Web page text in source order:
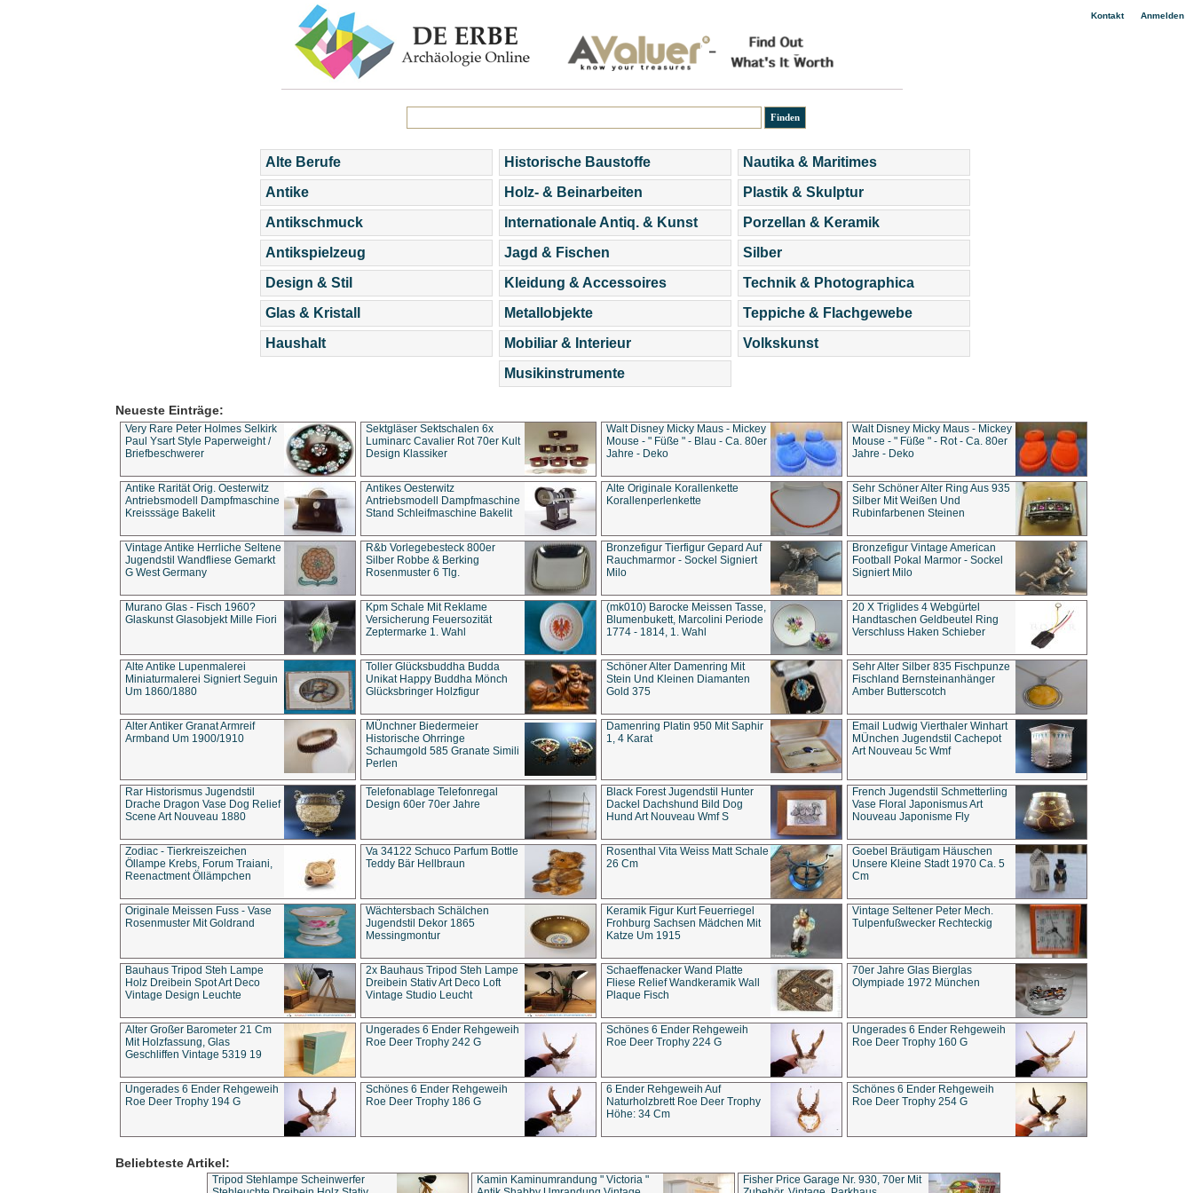
Kontakt| Anmelden
Alte Berufe
Antike
Antikschmuck
Antikspielzeug
Design & Stil
Glas & Kristall
Haushalt
Historische Baustoffe
Holz- & Beinarbeiten
Internationale Antiq. & Kunst
Jagd & Fischen
Kleidung & Accessoires
Metallobjekte
Mobiliar & Interieur
Musikinstrumente
Nautika & Maritimes
Plastik & Skulptur
Porzellan & Keramik
Silber
Technik & Photographica
Teppiche & Flachgewebe
Volkskunst
Neueste Einträge:
Very Rare Peter Holmes Selkirk
Paul Ysart Style Paperweight /
Briefbeschwerer
Sektgläser Sektschalen 6x
Luminarc Cavalier Rot 70er Kult
Design Klassiker
Walt Disney Micky Maus - Mickey
Mouse - " Füße " - Blau - Ca. 80er
Jahre - Deko
Walt Disney Micky Maus - Mickey
Mouse - " Füße " - Rot - Ca. 80er
Jahre - Deko
Antike Rarität Orig. Oesterwitz
Antriebsmodell Dampfmaschine
Kreisssäge Bakelit
Antikes Oesterwitz
Antriebsmodell Dampfmaschine
Stand Schleifmaschine Bakelit
Alte Originale Korallenkette
Korallenperlenkette
Sehr Schöner Alter Ring Aus 935
Silber Mit Weißen Und
Rubinfarbenen Steinen
Vintage Antike Herrliche Seltene
Jugendstil Wandfliese Gemarkt
G West Germany
R&b Vorlegebesteck 800er
Silber Robbe & Berking
Rosenmuster 6 Tlg.
Bronzefigur Tierfigur Gepard Auf
Rauchmarmor - Sockel Signiert
Milo
Bronzefigur Vintage American
Football Pokal Marmor - Sockel
Signiert Milo
Murano Glas - Fisch 1960?
Glaskunst Glasobjekt Mille Fiori
Kpm Schale Mit Reklame
Versicherung Feuersozität
Zeptermarke 1. Wahl
(mk010) Barocke Meissen Tasse,
Blumenbukett, Marcolini Periode
1774 - 1814, 1. Wahl
20 X Triglides 4 Webgürtel
Handtaschen Geldbeutel Ring
Verschluss Haken Schieber
Alte Antike Lupenmalerei
Miniaturmalerei Signiert Seguin
Um 1860/1880
Toller Glücksbuddha Budda
Unikat Happy Buddha Mönch
Glücksbringer Holzfigur
Schöner Alter Damenring Mit
Stein Und Kleinen Diamanten
Gold 375
Sehr Alter Silber 835 Fischpunze
Fischland Bernsteinanhänger
Amber Butterscotch
Alter Antiker Granat Armreif
Armband Um 1900/1910
MÜnchner Biedermeier
Historische Ohrringe
Schaumgold 585 Granate Simili
Perlen
Damenring Platin 950 Mit Saphir
1, 4 Karat
Email Ludwig Vierthaler Winhart
MÜnchen Jugendstil Cachepot
Art Nouveau 5c Wmf
Rar Historismus Jugendstil
Drache Dragon Vase Dog Relief
Scene Art Nouveau 1880
Telefonablage Telefonregal
Design 60er 70er Jahre
Black Forest Jugendstil Hunter
Dackel Dachshund Bild Dog
Hund Art Nouveau Wmf S
French Jugendstil Schmetterling
Vase Floral Japonismus Art
Nouveau Japonisme Fly
Zodiac - Tierkreiszeichen
Öllampe Krebs, Forum Traiani,
Reenactment Öllämpchen
Va 34122 Schuco Parfum Bottle
Teddy Bär Hellbraun
Rosenthal Vita Weiss Matt Schale
26 Cm
Goebel Bräutigam Häuschen
Unsere Kleine Stadt 1970 Ca. 5
Cm
Originale Meissen Fuss - Vase
Rosenmuster Mit Goldrand
Wächtersbach Schälchen
Jugendstil Dekor 1865
Messingmontur
Keramik Figur Kurt Feuerriegel
Frohburg Sachsen Mädchen Mit
Katze Um 1915
Vintage Seltener Peter Mech.
Tulpenfußwecker Rechteckig
Bauhaus Tripod Steh Lampe
Holz Dreibein Spot Art Deco
Vintage Design Leuchte
2x Bauhaus Tripod Steh Lampe
Dreibein Stativ Art Deco Loft
Vintage Studio Leucht
Schaeffenacker Wand Platte
Fliese Relief Wandkeramik Wall
Plaque Fisch
70er Jahre Glas Bierglas
Olympiade 1972 München
Alter Großer Barometer 21 Cm
Mit Holzfassung, Glas
Geschliffen Vintage 5319 19
Ungerades 6 Ender Rehgeweih
Roe Deer Trophy 242 G
Schönes 6 Ender Rehgeweih
Roe Deer Trophy 224 G
Ungerades 6 Ender Rehgeweih
Roe Deer Trophy 160 G
Ungerades 6 Ender Rehgeweih
Roe Deer Trophy 194 G
Schönes 6 Ender Rehgeweih
Roe Deer Trophy 186 G
6 Ender Rehgeweih Auf
Naturholzbrett Roe Deer Trophy
Höhe: 34 Cm
Schönes 6 Ender Rehgeweih
Roe Deer Trophy 254 G
Beliebteste Artikel:
Tripod Stehlampe Scheinwerfer
Kamin Kaminumrandung " Victoria "
Fisher Price Garage Nr. 930, 70er Mit